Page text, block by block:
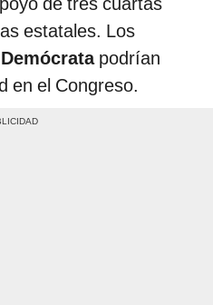
estatales. Los
podrían
en el Congreso.